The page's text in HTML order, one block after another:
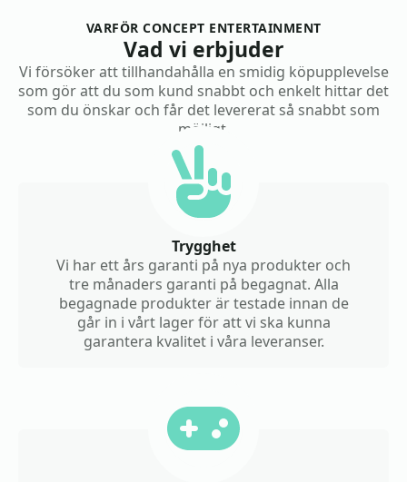
VARFÖR CONCEPT ENTERTAINMENT
Vad vi erbjuder
Vi försöker att tillhandahålla en smidig köpupplevelse
som gör att du som kund snabbt och enkelt hittar det
som du önskar och får det levererat så snabbt som
möjligt.
Trygghet
Vi har ett års garanti på nya produkter och
tre månaders garanti på begagnat. Alla
begagnade produkter är testade innan de
går in i vårt lager för att vi ska kunna
garantera kvalitet i våra leveranser.